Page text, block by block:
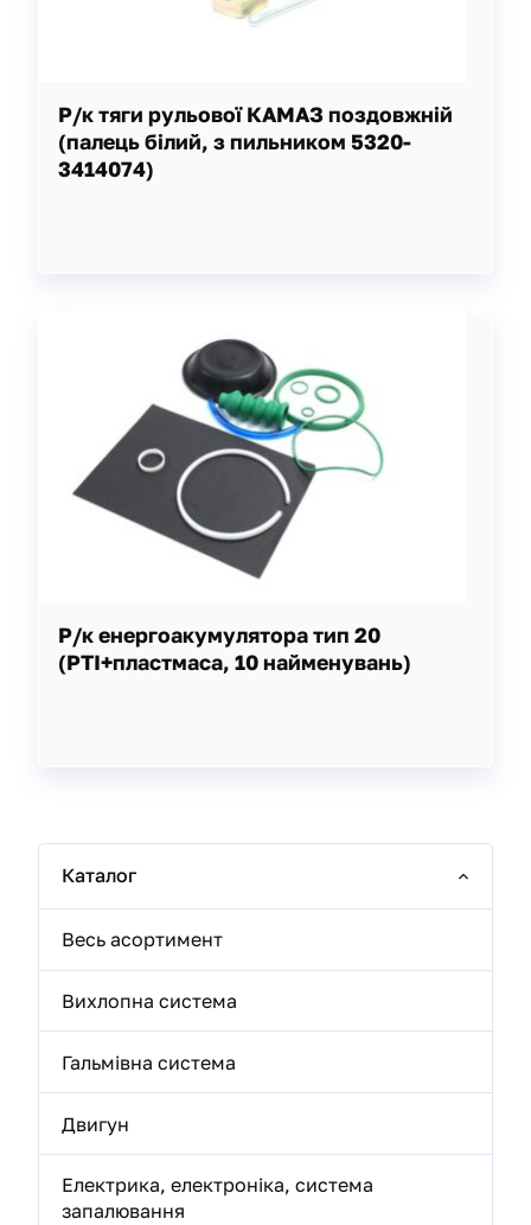
Р/к тяги рульової КАМАЗ поздовжній
(палець білий, з пильником 5320-
3414074)
Р/к енергоакумулятора тип 20
(РТІ+пластмаса, 10 найменувань)
Каталог
Весь асортимент
Вихлопна система
Гальмівна система
Двигун
Електрика, електроніка, система
запалювання